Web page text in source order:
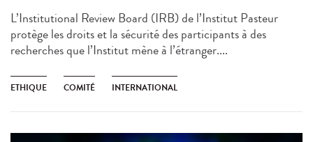
L’Institutional Review Board (IRB) de l’Institut Pasteur
protège les droits et la sécurité des participants à des
recherches que l’Institut mène à l’étranger....
ETHIQUE COMITÉ INTERNATIONAL